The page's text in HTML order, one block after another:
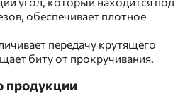
обеспечивает плотное
передачу крутящего
биту от прокручивания.
продукции